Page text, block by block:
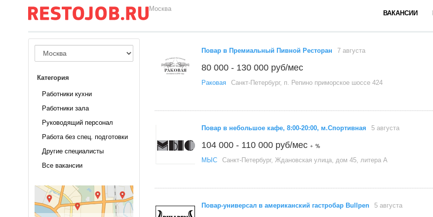
Москва
ВАКАНСИИ
Категория
Работники кухни
Работники зала
Руководящий персонал
Работа без спец. подготовки
Другие специалисты
Все вакансии
Повар в Премиальный Пивной Ресторан 7 августа
80 000 - 130 000 руб/мес
Раковая Санкт-Петербург, п. Репино приморское шоссе 424
Повар в небольшое кафе, 8:00-20:00, м.Спортивная 5 августа
104 000 - 110 000 руб/мес +
МЫС Санкт-Петербург, Ждановская улица, дом 45, литера А
Повар-универсал в американский гастробар Bullpen 5 августа